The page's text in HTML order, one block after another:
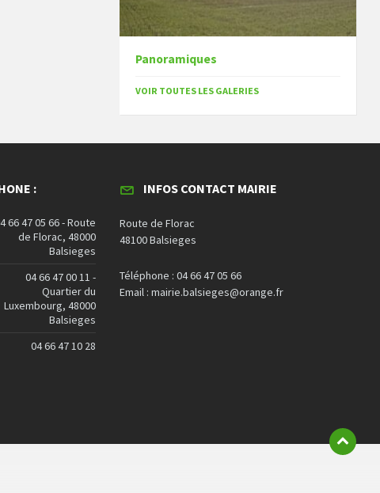
Panoramiques
VOIR TOUTES LES GALERIES
:
66 47 05 66 - Route
de Florac, 48000
Balsieges
04 66 47 00 11 -
Quartier du
Luxembourg, 48000
Balsieges
04 66 47 10 28
INFOS CONTACT MAIRIE
Route de Florac
48100 Balsieges
Téléphone : 04 66 47 05 66
Email : mairie.balsieges@orange.fr